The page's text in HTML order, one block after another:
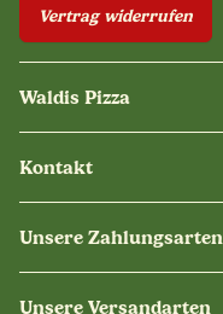
Vertrag widerrufen
Waldis Pizza
Kontakt
Unsere Zahlungsarten
Unsere Versandarten